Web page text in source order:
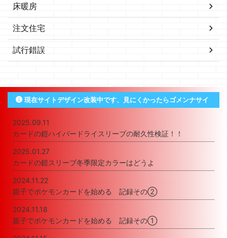
床暖房
注文住宅
試行錯誤
現在サイトデザイン改装中です、見にくかったらゴメンナサイ
2025.09.11
カードの鎧ハイパードライスリーブの耐久性検証！！
2025.01.27
カードの鎧スリーブ冬季限定カラーはどうよ
2024.11.22
親子でポケモンカードを始める 記録その②
2024.11.18
親子でポケモンカードを始める 記録その①